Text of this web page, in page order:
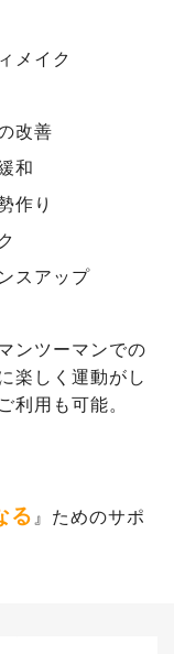
メイク
改善
和
作り
スアップ
ンツーマンでの
楽しく運動がし
利用も可能。
る 』ためのサポ